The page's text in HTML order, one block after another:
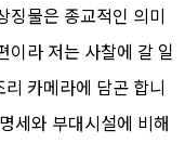
징물은 종교적인 의미
이라 저는 사찰에 갈 일
카메라에 담곤 합니
세와 부대시설에 비해